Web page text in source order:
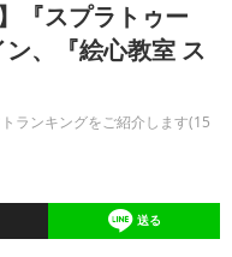
『スプラトゥー
、『絵心教室 ス
ランキングをご紹介します(15
送る